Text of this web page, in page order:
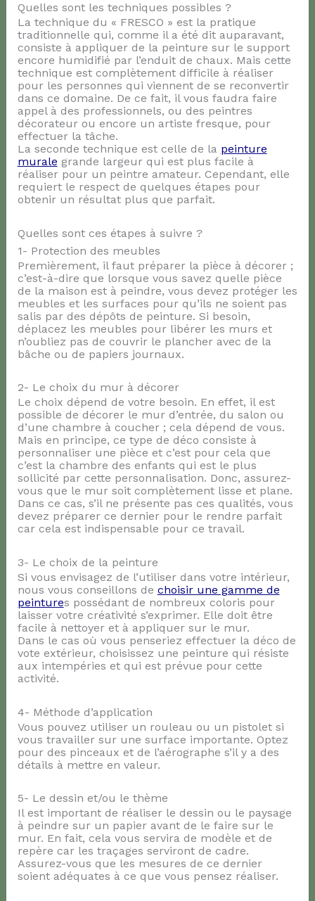
Quelles sont les techniques possibles ?
La technique du « FRESCO » est la pratique
traditionnelle qui, comme il a été dit auparavant,
consiste à appliquer de la peinture sur le support
encore humidifié par l’enduit de chaux. Mais cette
technique est complètement difficile à réaliser
pour les personnes qui viennent de se reconvertir
dans ce domaine. De ce fait, il vous faudra faire
appel à des professionnels, ou des peintres
décorateur ou encore un artiste fresque, pour
effectuer la tâche.
La seconde technique est celle de la peinture
murale grande largeur qui est plus facile à
réaliser pour un peintre amateur. Cependant, elle
requiert le respect de quelques étapes pour
obtenir un résultat plus que parfait.
Quelles sont ces étapes à suivre ?
1- Protection des meubles
Premièrement, il faut préparer la pièce à décorer ;
c’est-à-dire que lorsque vous savez quelle pièce
de la maison est à peindre, vous devez protéger les
meubles et les surfaces pour qu’ils ne soient pas
salis par des dépôts de peinture. Si besoin,
déplacez les meubles pour libérer les murs et
n’oubliez pas de couvrir le plancher avec de la
bâche ou de papiers journaux.
2- Le choix du mur à décorer
Le choix dépend de votre besoin. En effet, il est
possible de décorer le mur d’entrée, du salon ou
d’une chambre à coucher ; cela dépend de vous.
Mais en principe, ce type de déco consiste à
personnaliser une pièce et c’est pour cela que
c’est la chambre des enfants qui est le plus
sollicité par cette personnalisation. Donc, assurez-
vous que le mur soit complètement lisse et plane.
Dans ce cas, s’il ne présente pas ces qualités, vous
devez préparer ce dernier pour le rendre parfait
car cela est indispensable pour ce travail.
3- Le choix de la peinture
Si vous envisagez de l’utiliser dans votre intérieur,
nous vous conseillons de choisir une gamme de
peintures possédant de nombreux coloris pour
laisser votre créativité s’exprimer. Elle doit être
facile à nettoyer et à appliquer sur le mur.
Dans le cas où vous penseriez effectuer la déco de
vote extérieur, choisissez une peinture qui résiste
aux intempéries et qui est prévue pour cette
activité.
4- Méthode d’application
Vous pouvez utiliser un rouleau ou un pistolet si
vous travailler sur une surface importante. Optez
pour des pinceaux et de l’aérographe s’il y a des
détails à mettre en valeur.
5- Le dessin et/ou le thème
Il est important de réaliser le dessin ou le paysage
à peindre sur un papier avant de le faire sur le
mur. En fait, cela vous servira de modèle et de
repère car les traçages serviront de cadre.
Assurez-vous que les mesures de ce dernier
soient adéquates à ce que vous pensez réaliser.